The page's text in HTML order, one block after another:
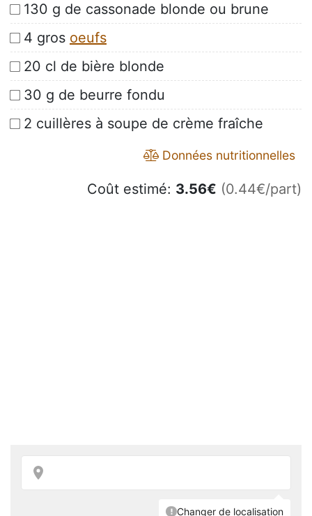
130 g de cassonade blonde ou brune
4 gros oeufs
20 cl de bière blonde
30 g de beurre fondu
2 cuillères à soupe de crème fraîche
Données nutritionnelles
Coût estimé: 3.56€ (0.44€/part)